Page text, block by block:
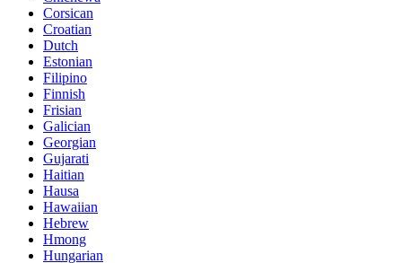
Corsican
Croatian
Dutch
Estonian
Filipino
Finnish
Frisian
Galician
Georgian
Gujarati
Haitian
Hausa
Hawaiian
Hebrew
Hmong
Hungarian